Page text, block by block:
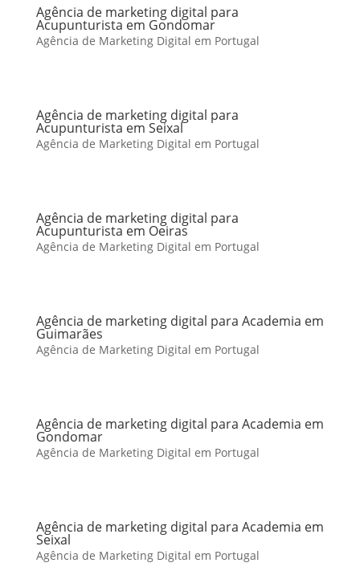
Agência de marketing digital para
Acupunturista em Gondomar
Agência de Marketing Digital em Portugal
Agência de marketing digital para
Acupunturista em Seixal
Agência de Marketing Digital em Portugal
Agência de marketing digital para
Acupunturista em Oeiras
Agência de Marketing Digital em Portugal
Agência de marketing digital para Academia em
Guimarães
Agência de Marketing Digital em Portugal
Agência de marketing digital para Academia em
Gondomar
Agência de Marketing Digital em Portugal
Agência de marketing digital para Academia em
Seixal
Agência de Marketing Digital em Portugal